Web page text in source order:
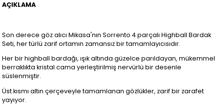
AÇIKLAMA
Son derece göz alıcı Mikasa'nın Sorrento 4 parçalı Highball Bardak
Seti, her türlü zarif ortamın zamansız bir tamamlayıcısıdır.
Her bir highball bardağı, ışık altında güzelce parıldayan, mükemmel
berraklıkta kristal cama yerleştirilmiş nervürlü bir desenle
süslenmiştir.
Üst kısmı altın çerçeveyle tamamlanan gözlükler, zarif bir zarafet
yayıyor.